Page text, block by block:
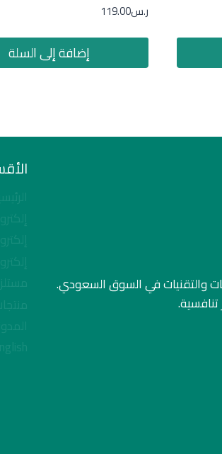
ر.س119.00
إضافة إلى السلة
والتقنيات في السوق السعودي.